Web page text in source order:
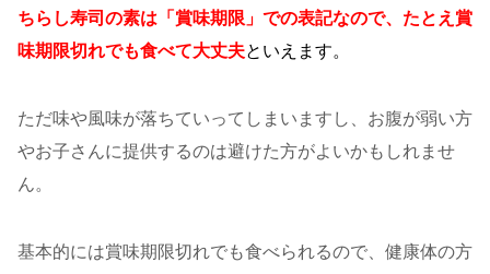
ちらし寿司の素は「賞味期限」での表記なので、たとえ賞
味期限切れでも食べて大丈夫といえます。
ただ味や風味が落ちていってしまいますし、お腹が弱い方
やお子さんに提供するのは避けた方がよいかもしれませ
ん。
基本的には賞味期限切れでも食べられるので、健康体の方